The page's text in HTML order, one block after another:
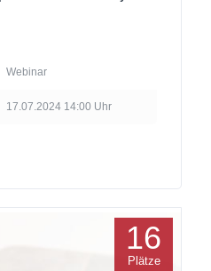
Webinar
17.07.2024 14:00 Uhr
16
Plätze